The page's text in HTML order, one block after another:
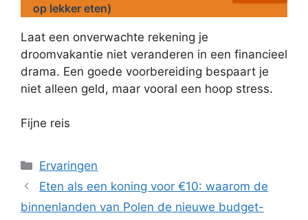
op lekker eten)
Laat een onverwachte rekening je
droomvakantie niet veranderen in een financieel
drama. Een goede voorbereiding bespaart je
niet alleen geld, maar vooral een hoop stress.
Fijne reis
Categorieën
Ervaringen
Eten als een koning voor €10: waarom de
binnenlanden van Polen de nieuwe budget-